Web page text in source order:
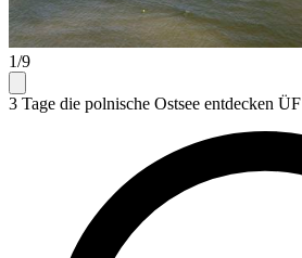
1/9
3 Tage die polnische Ostsee entdecken ÜF